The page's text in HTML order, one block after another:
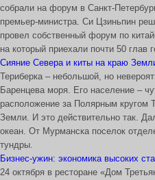
собрали на форум в Санкт-
премьер-министра. Си Цзиньпин
провел собственный форум по
на который приехали почти 50 глав
Сияние Севера и киты на краю
Териберка – небольшой, но
Баренцева моря. Его население –
расположение за Полярным кругом
Земли. И это действительно так.
океан. От Мурманска поселок
тундры.
Бизнес-ужин: экономика высоких
24 октября в ресторане «Дом